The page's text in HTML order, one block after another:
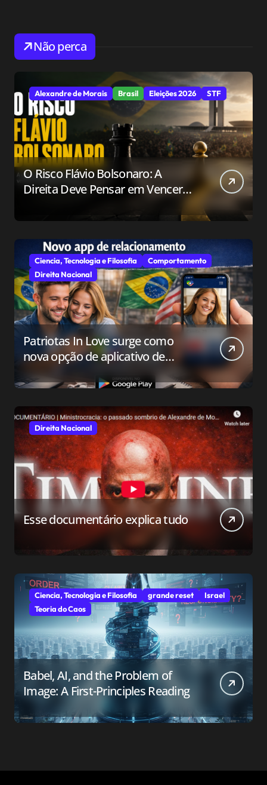
Não perca
Alexandre de Morais Brasil Eleições 2026 STF
O Risco Flávio Bolsonaro: A
Direita Deve Pensar em Vencer
Ciencia, Tecnologia e Filosofia
Comportamento
Direita Nacional
Patriotas In Love surge como
nova opção de aplicativo de
relacionamento para o público
conservador
Direita Nacional
Esse documentário explica tudo
Ciencia, Tecnologia e Filosofia grande reset
Israel
Teoria do Caos
Babel, AI, and the Problem of
Image: A First-Principles Reading